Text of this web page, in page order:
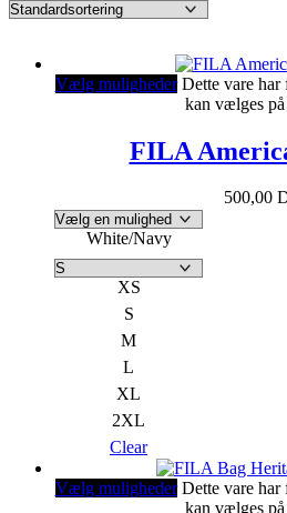
Vælg muligheder Dette vare har
kan vælges på
FILA
500,00
White/Navy
XS
S
M
L
XL
2XL
Clear
Vælg muligheder Dette vare har
kan vælges på